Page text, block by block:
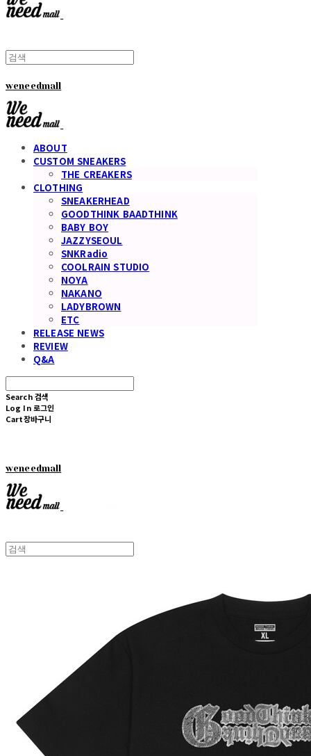
weneedmall
ABOUT
CUSTOM SNEAKERS
THE CREAKERS
CLOTHING
SNEAKERHEAD
GOODTHINK BAADTHINK
BABY BOY
JAZZYSEOUL
SNKRadio
COOLRAIN STUDIO
NOYA
NAKANO
LADYBROWN
ETC
RELEASE NEWS
REVIEW
Q&A
Search 검색
Log In 로그인
Cart장바구니
weneedmall